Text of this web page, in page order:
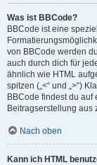
Was ist BBCode?
BBCode ist eine
von BBCode werden
auch durch dich für
ähnlich wie HTML
spitzen („<“ und „>“)
BBCode findest du
Beitragserstellung aus
Nach oben
Kann ich HTML